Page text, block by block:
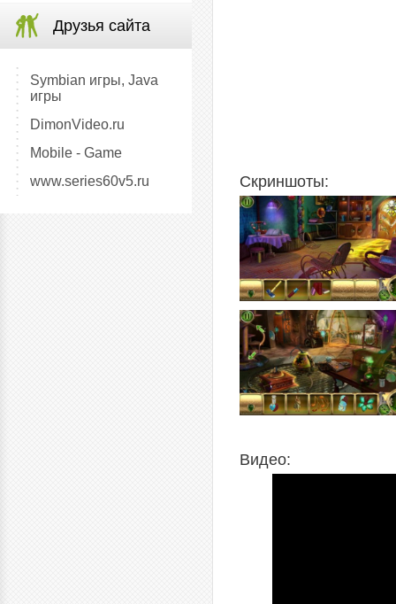
Друзья сайта
Symbian игры, Java
игры
DimonVideo.ru
Mobile - Game
www.series60v5.ru
Скриншоты:
Видео: